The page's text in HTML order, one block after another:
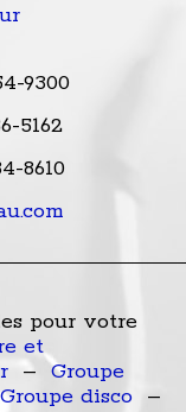
9300
5162
8610
pour votre
et
– Groupe
Groupe disco –